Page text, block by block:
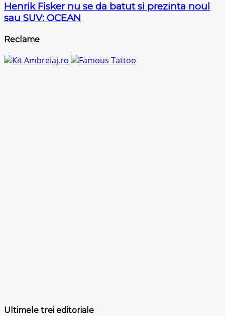
Henrik Fisker nu se da batut si prezinta noul
sau SUV: OCEAN
Reclame
Ultimele trei editoriale